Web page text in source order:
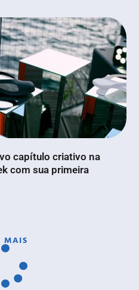
capítulo criativo na
com sua primeira
MAIS